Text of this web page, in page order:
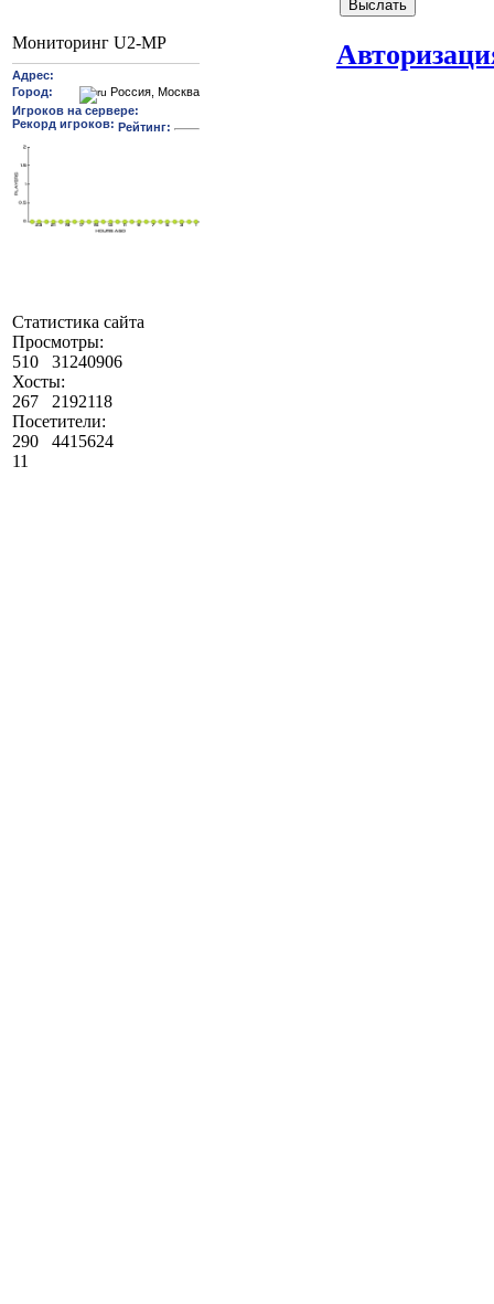
Мониторинг U2-MP
Статистика сайта
Просмотры:
510
31240906
Хосты:
267
2192118
Посетители:
290
4415624
11